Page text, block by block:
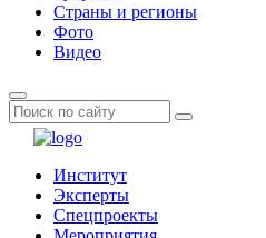
Страны и регионы
Фото
Видео
Институт
Эксперты
Спецпроекты